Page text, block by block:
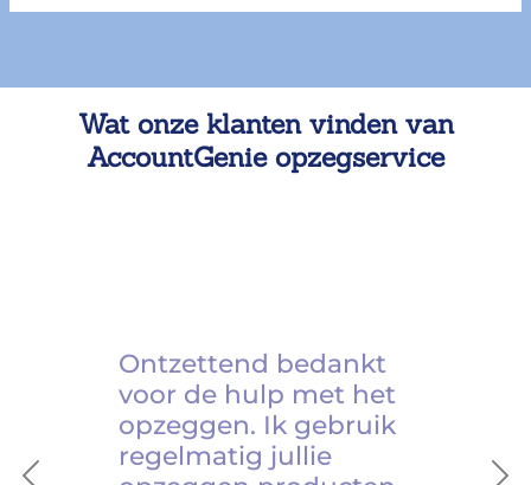
Wat onze klanten vinden van
AccountGenie opzegservice
Ontzettend bedankt
voor de hulp met het
opzeggen. Ik gebruik
regelmatig jullie